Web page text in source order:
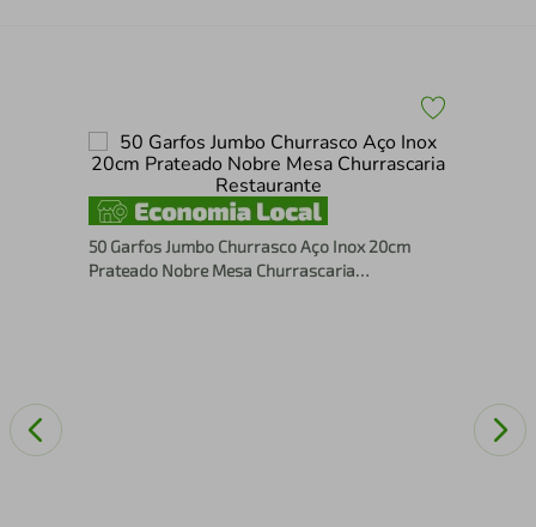
50 Garfos Jumbo Churrasco Aço Inox 20cm
Prateado Nobre Mesa Churrascaria